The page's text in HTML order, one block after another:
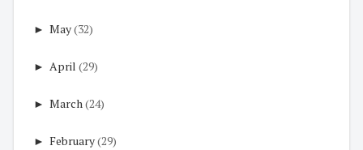
► May(32)
► April (29)
► March(24)
► February(29)